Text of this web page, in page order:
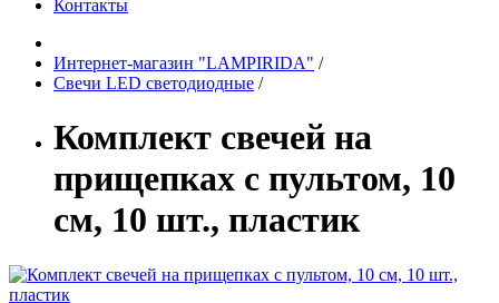
Контакты
Интернет-магазин "LAMPIRIDA" /
Свечи LED светодиодные /
Комплект свечей на
прищепках с пультом, 10
см, 10 шт., пластик